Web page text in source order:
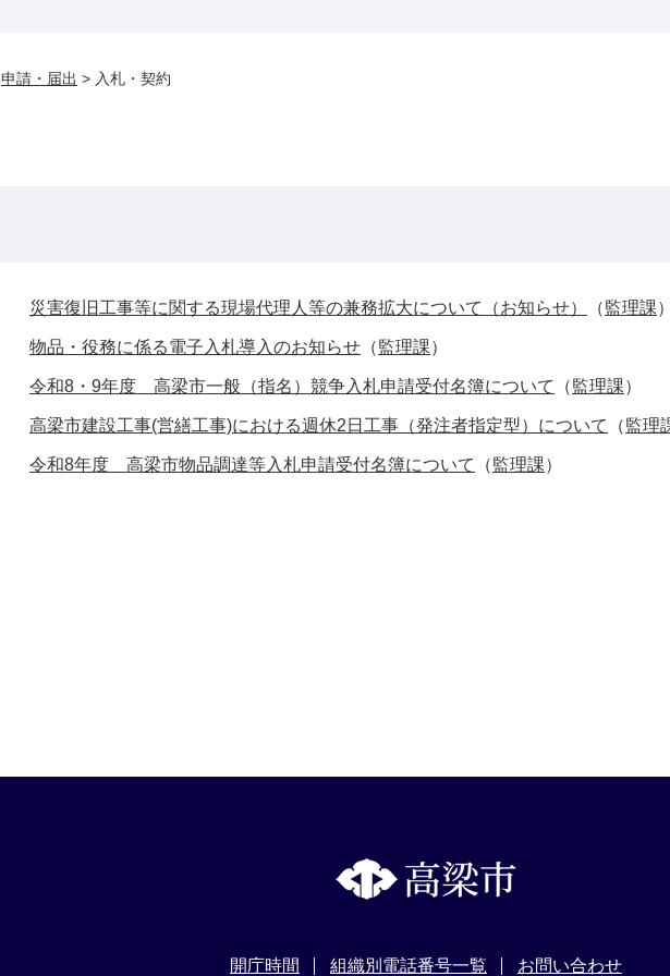
申請・届出 > 入札・契約
災害復旧工事等に関する現場代理人等の兼務拡大について（お知らせ） （監理課）
物品・役務に係る電子入札導入のお知らせ （監理課）
令和8・9年度 高梁市一般（指名）競争入札申請受付名簿について （監理課）
高梁市建設工事(営繕工事)における週休2日工事（発注者指定型）について （監理
令和8年度 高梁市物品調達等入札申請受付名簿について （監理課）
開庁時間 組織別電話番号一覧 お問い合わせ